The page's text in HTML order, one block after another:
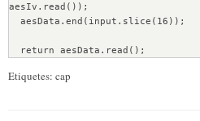
aesIv.read());
  aesData.end(input.slice(16));
  return aesData.read();
Etiquetes: cap